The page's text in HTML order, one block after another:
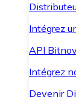
Intégrez
API
Intégrez
Devenir